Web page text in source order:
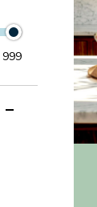
999